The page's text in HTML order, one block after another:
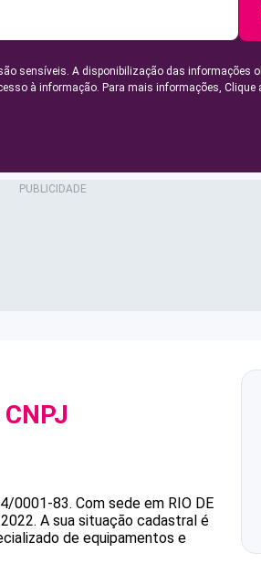
sensíveis. A disponibilização das informações
à informação. Para mais informações, Clique
0001-83. Com sede em RIO DE
A sua situação cadastral é
de equipamentos e